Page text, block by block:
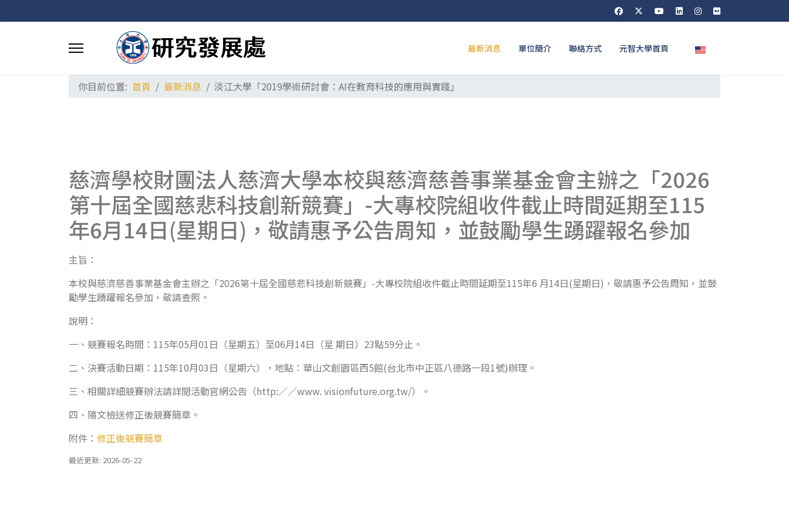
最新消息 單位簡介 聯絡方式 元智大學首頁 選擇你的語言
你目前位置: 首頁 最新消息 淡江大學「2019學術研討會：AI在教育科技的應用與實踐」
慈濟學校財團法人慈濟大學本校與慈濟慈善事業基金會主辦之「2026
第十屆全國慈悲科技創新競賽」-大專校院組收件截止時間延期至115
年6月14日(星期日)，敬請惠予公告周知，並鼓勵學生踴躍報名參加
主旨：
本校與慈濟慈善事業基金會主辦之「2026第十屆全國慈悲科技創新競賽」-大專校院組收件截止時間延期至115年6 月14日(星期日)，敬請惠予公告周知，並鼓
勵學生踴躍報名參加，敬請查照。
說明：
一、競賽報名時間：115年05月01日（星期五）至06月14日（星 期日）23點59分止。
二、決賽活動日期：115年10月03日（星期六），地點：華山文創園區西5館(台北市中正區八德路一段1號)辦理。
三、相關詳細競賽辦法請詳閱活動官網公告（http:／／www. visionfuture.org.tw/）。
四、隨文檢送修正後競賽簡章。
附件： 修正後競賽簡章
最近更新: 2026-05-22